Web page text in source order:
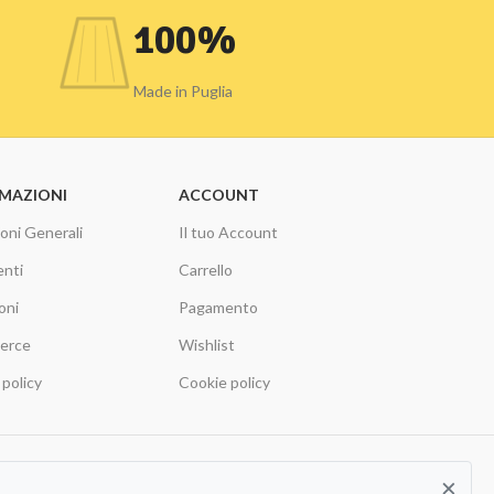
100%
Made in Puglia
Generali
ACCOUNT
Il tuo Account
Carrello
Pagamento
Wishlist
Cookie policy
×